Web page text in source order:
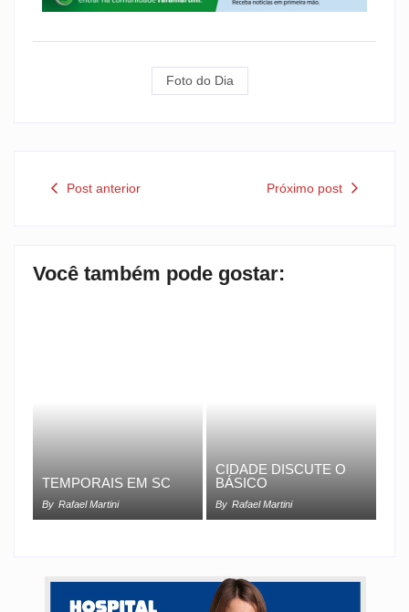
Foto do Dia
Post anterior Próximo post
Você também pode gostar:
TEMPORAIS EM SC
By Rafael Martini
CIDADE DISCUTE O
BÁSICO
By Rafael Martini